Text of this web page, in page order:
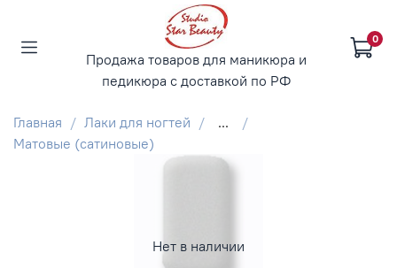
Продажа товаров для маникюра и
педикюра с доставкой по РФ
0
Главная Лаки для ногтей
...
Матовые (сатиновые)
Нет в наличии